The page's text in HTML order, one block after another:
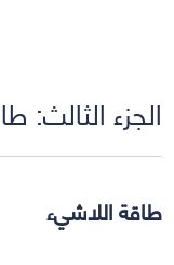
الجزء الثالث:
طاقة اللاشيء